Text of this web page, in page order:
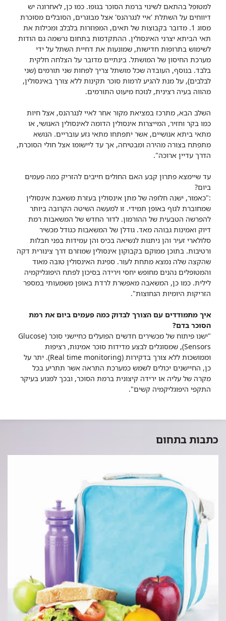
למטופל בהתאם לשינוי ברמת הסוכר בגופו. כמו כן, לאחרונה יש
דיווחים על השתלת 'איי לנגרהנס' אצל מבוגרים, הסובלים מסוכרת
מסוג 1. מדובר בקבוצות של תאים, המפוזרות בלבלב ומכילות את
תאי הביתא יצרני האינסולין. ההתקדמות בתחום נרשמה גם הודות
לשימוש בתרופות חדישות, שמונעות את דחיית השתל על ידי
מערכת החיסון של המושתל. בינתיים מדובר על הצלחה חלקית
בלבד. בנוסף, העובדה שכל מושתל צריך לפחות שני תורמים (שני
לבלבים), על מנת להגיע לרמות סוכר תקינות ללא צורך באינסולין,
מהווה בעיה רצינית, לנוכח מיעוט התורמים.
השלב הבא, מתרכז במציאת מקור אחר לאיי לנגרהנס, אצל חיות
כמו בקר וחזיר, המייצרות אינסולין הדומה לאינסולין האנושי, או
מתאי ביתא אנושיים, אשר יתפתחו מתאי גזע עובריים. הנושא
מתפתח בצורה מהירה ומבטיחה, אך עד ליישומו אצל חולי הסוכרת,
הדרך עדיין ארוכה".
עד שיימצא פתרון קבע האם החולים חייבים להזריק כמה פעמים
ביום?
:"כאמור, ישנה חלופה של מתן אינסולין בעזרת משאבת אינסולין
שמחוברת לגוף באופן תמידי. זו למעשה השיטה הקרובה ביותר
להפרשה הטבעית של ההורמון. לדור החדש של המשאבות רמת
דיוק ואמינות גבוהה מאד. גודלן של המשאבות כגודל מכשיר
סלולארי זעיר והן ניתנות לנשיאה בכיס והן עמידות בפני חבלות
ורטיבות. בתוכן ממוקם בקבוקון אינסולין שמוזרם דרך צינורית דקה
שהקצה שלה נמצא מתחת לעור. ספיגת האינסולין טובה מאוד
והמטופלים נהנים מחופש יחסי וירידה בסיכון לפתח היפוגליקמיה
לילית. כמו כן, המשאבה מאפשרת לרדת באופן משמעותי במספר
הזריקות היומיות הנחוצות".
איך מתמודדים עם הצורך לבדוק כמה פעמים ביום את רמת
הסוכר בדם?
"ישנו פיתוח של מכשירים חדשים הפועלים כחיישני סוכר (Glucose
Sensors), שמסוגלים לבצע מדידות סוכר אמינות, רציפות
וממושכות ללא צורך בדקירות (Real time monitoring). יתר על
כן, החיישנים יכולים לשמש כמערכת התראה אשר תתריע בכל
מקרה של עליה או ירידה קיצונית ברמת הסוכר, ובכך למנוע בעיקר
התקפי היפוגליקמיה קשים".
כתבות בתחום